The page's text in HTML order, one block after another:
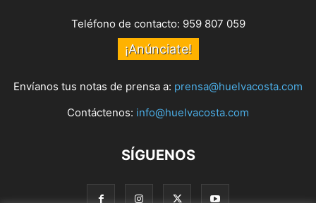
Teléfono de contacto: 959 807 059
¡Anúnciate!
Envíanos tus notas de prensa a: prensa@huelvacosta.com
Contáctenos: info@huelvacosta.com
SÍGUENOS